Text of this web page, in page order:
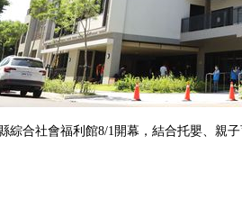
綜合社會福利館8/1開幕，結合托嬰、親